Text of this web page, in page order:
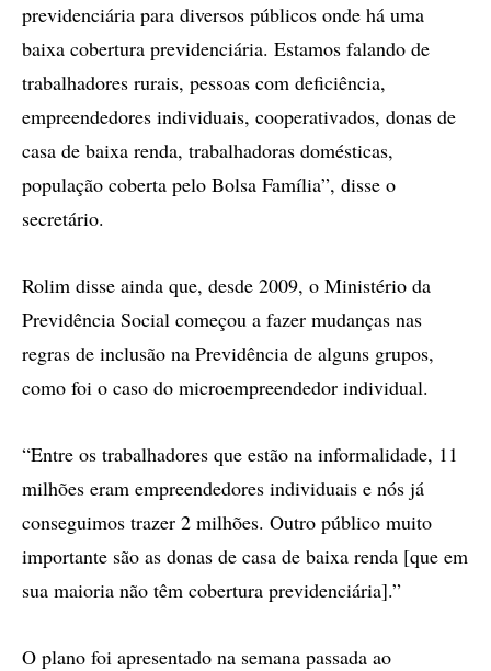
previdenciária para diversos públicos onde há uma
baixa cobertura previdenciária. Estamos falando de
trabalhadores rurais, pessoas com deficiência,
empreendedores individuais, cooperativados, donas de
casa de baixa renda, trabalhadoras domésticas,
população coberta pelo Bolsa Família”, disse o
secretário.
Rolim disse ainda que, desde 2009, o Ministério da
Previdência Social começou a fazer mudanças nas
regras de inclusão na Previdência de alguns grupos,
como foi o caso do microempreendedor individual.
“Entre os trabalhadores que estão na informalidade, 11
milhões eram empreendedores individuais e nós já
conseguimos trazer 2 milhões. Outro público muito
importante são as donas de casa de baixa renda [que em
sua maioria não têm cobertura previdenciária].”
O plano foi apresentado na semana passada ao